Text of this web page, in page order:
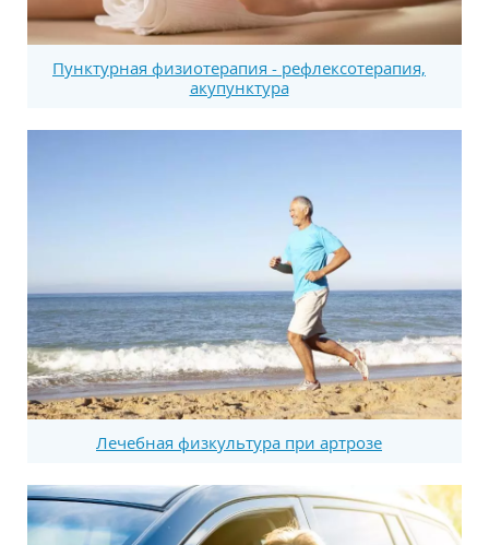
Пунктурная физиотерапия - рефлексотерапия,
акупунктура
Лечебная физкультура при артрозе